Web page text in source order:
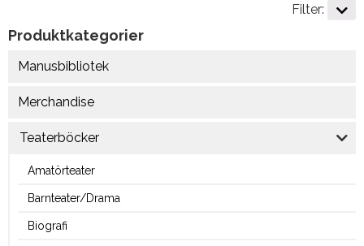
Produktkategorier
Manusbibliotek
Merchandise
Teaterböcker
Amatörteater
Barnteater/Drama
Biografi
Filter: